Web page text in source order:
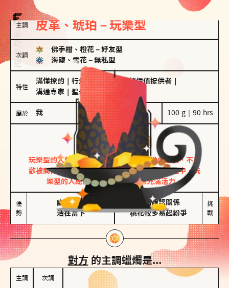
主調 皮革、琥珀－玩樂型
次調
佛手柑、橙花 － 好友型
海鹽、雪花 － 無私型
特性
滿懂撩的 行走的發電機｜ 情緒價值提供者
溝通專家
聖母情節
屬於 我 100 g｜90 hrs
玩樂型
皮革、琥珀
玩樂型的人熱情洋溢，視戀愛為一場刺激的遊戲，不喜
歡被關係中的限制綑綁。無論是約會中還是交往中，玩
樂型的人總能帶來樂趣，讓關係充滿活力。
優
勢
幽默風趣
活在當下
害怕確認關係
桃花較多易起紛爭
挑
戰
對方 的主調蠟燭是...
主調 次調